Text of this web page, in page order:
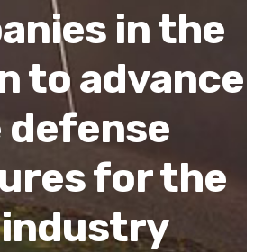
in the
to advance
for the